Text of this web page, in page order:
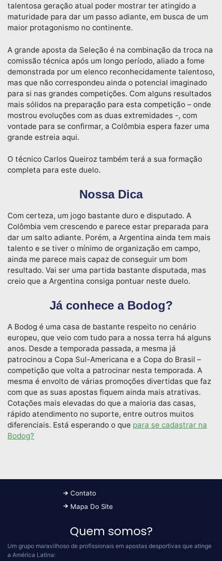
talentosa geração atual poder mostrar ter atingido a
maturidade para dar um passo adiante, em busca de um
maior protagonismo no continente.
A grande aposta da Seleção é na combinação da troca na
comissão técnica após um longo período, aliado a fome
demonstrada por um elenco reconhecidamente talentoso,
mas que não correspondeu ainda o potencial imaginado
para si nas grandes competições. Com alguns resultados
mais sólidos na preparação para esta competição – onde
mostrou evoluções com as duas extremidades -, com
vontade para se confirmar, a Colômbia espera fazer uma
grande estreia aqui.
O técnico Carlos Queiroz também terá a sua formação
completa para este duelo.
Nossa Dica
Com certeza, um jogo bastante duro e disputado. A
Colômbia vem crescendo e parece estar preparada para
dar um salto adiante. Porém, a Argentina ainda tem mais
talento e se tiver o mínimo de organização em campo,
ainda me parece mais capaz de conseguir um bom
resultado. Vai ser uma partida bastante disputada, mas
creio que a Argentina consiga pontuar neste duelo.
Já conhece a Bodog?
A Bodog é uma casa de bastante respeito no cenário
europeu, que veio com tudo para a nossa terra há alguns
anos. Desde a temporada passada, a mesma já
patrocinou a Copa Sul-Americana e a Copa do Brasil –
competição que volta a patrocinar nesta temporada. A
mesma é envolto de várias promoções divertidas que faz
com que as suas apostas fiquem ainda mais atrativas.
Cotações mais elevadas do que a maioria das casas,
rápido atendimento no suporte, entre outros muitos
diferenciais. Está esperando o que para se cadastrar na
Bodog?
Contato
Mapa Do Site
Quem somos?
Um grupo maravilhoso de profissionais em apostas desportivas que atinge
a América Latina: